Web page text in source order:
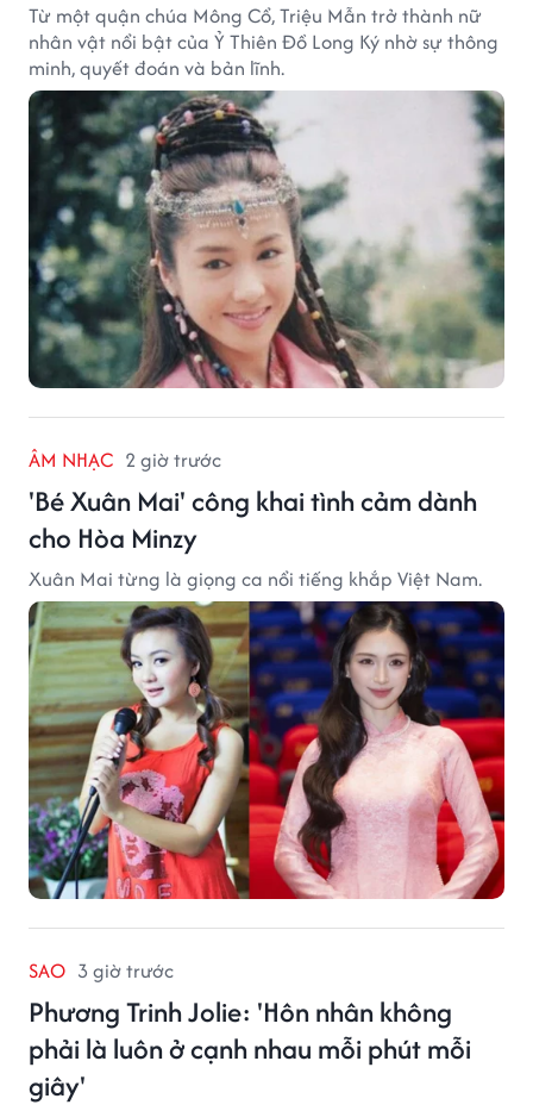
Từ một quận chúa Mông Cổ, Triệu Mẫn trở thành nữ
nhân vật nổi bật của Ỷ Thiên Đồ Long Ký nhờ sự thông
minh, quyết đoán và bản lĩnh.
ÂM NHẠC 2 giờ trước
'Bé Xuân Mai' công khai tình cảm dành
cho Hòa Minzy
Xuân Mai từng là giọng ca nổi tiếng khắp Việt Nam.
SAO 3 giờ trước
Phương Trinh Jolie: 'Hôn nhân không
phải là luôn ở cạnh nhau mỗi phút mỗi
giây'